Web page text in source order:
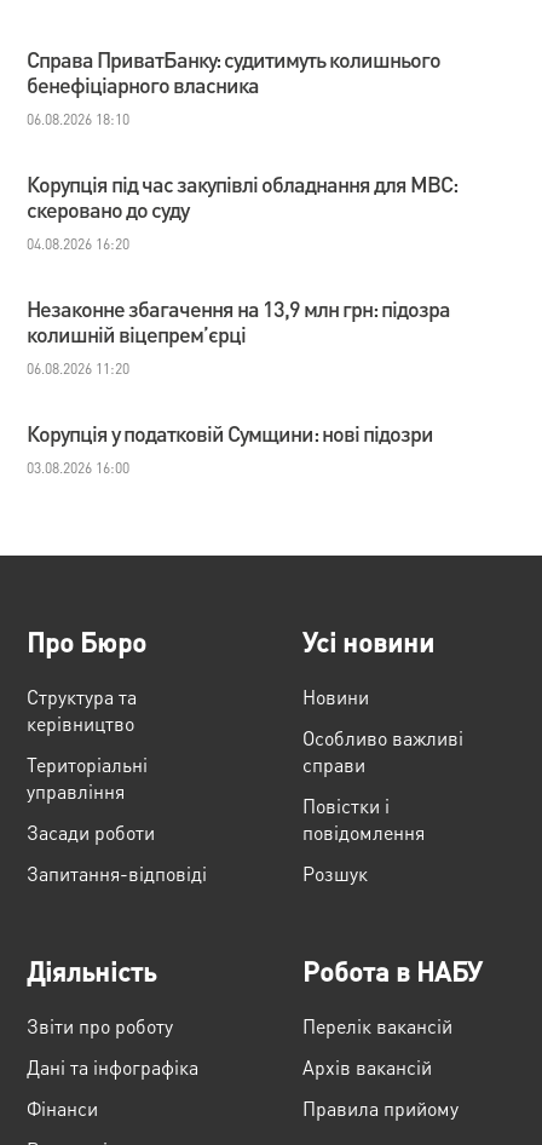
Справа ПриватБанку: судитимуть колишнього
бенефіціарного власника
06.08.2026 18:10
Корупція під час закупівлі обладнання для МВС:
скеровано до суду
04.08.2026 16:20
Незаконне збагачення на 13,9 млн грн: підозра
колишній віцепрем’єрці
06.08.2026 11:20
Корупція у податковій Сумщини: нові підозри
03.08.2026 16:00
Про Бюро
Структура та
керівництво
Територіальні
управління
Засади роботи
Запитання-відповіді
Усі новини
Новини
Особливо важливі
справи
Повістки і
повідомлення
Розшук
Діяльність
Звіти про роботу
Дані та інфографіка
Фінанси
Робота в НАБУ
Перелік вакансій
Архів вакансій
Правила прийому